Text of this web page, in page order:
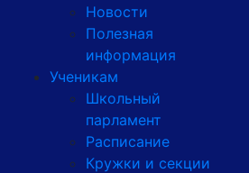
Новости
Полезная
информация
Ученикам
Школьный
парламент
Расписание
Кружки и секции